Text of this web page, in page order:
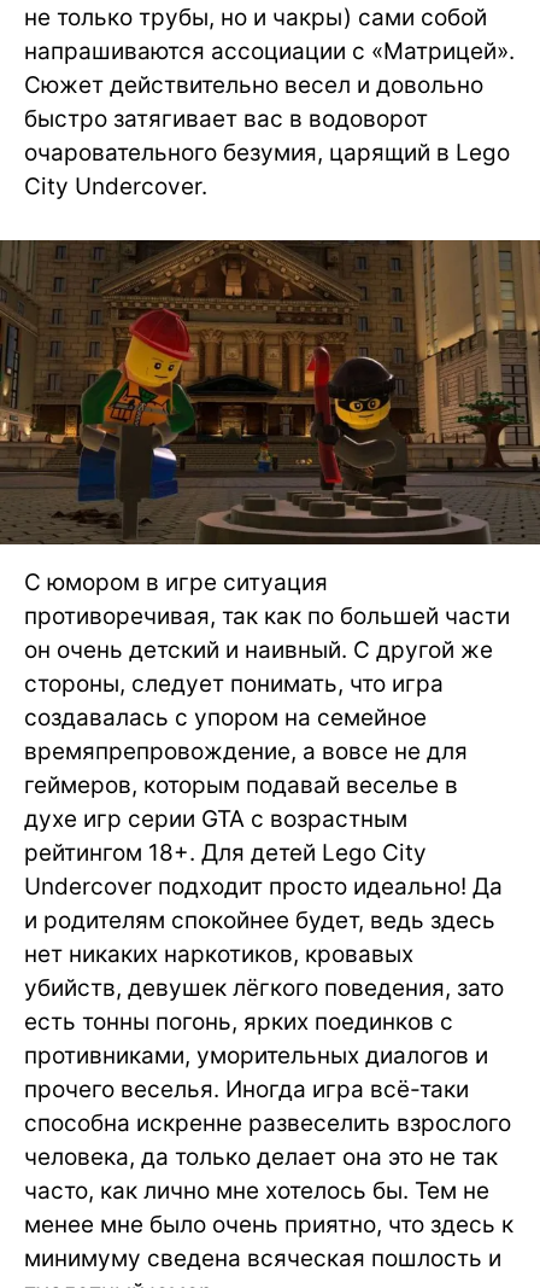
не только трубы, но и чакры) сами собой
напрашиваются ассоциации с «Матрицей».
Сюжет действительно весел и довольно
быстро затягивает вас в водоворот
очаровательного безумия, царящий в Lego
City Undercover.
С юмором в игре ситуация
противоречивая, так как по большей части
он очень детский и наивный. С другой же
стороны, следует понимать, что игра
создавалась с упором на семейное
времяпрепровождение, а вовсе не для
геймеров, которым подавай веселье в
духе игр серии GTA с возрастным
рейтингом 18+. Для детей Lego City
Undercover подходит просто идеально! Да
и родителям спокойнее будет, ведь здесь
нет никаких наркотиков, кровавых
убийств, девушек лёгкого поведения, зато
есть тонны погонь, ярких поединков с
противниками, уморительных диалогов и
прочего веселья. Иногда игра всё-таки
способна искренне развеселить взрослого
человека, да только делает она это не так
часто, как лично мне хотелось бы. Тем не
менее мне было очень приятно, что здесь к
минимуму сведена всяческая пошлость и